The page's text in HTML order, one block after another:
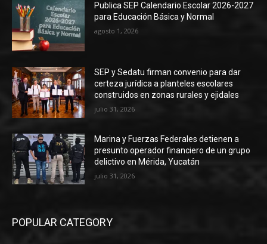
Publica SEP Calendario Escolar 2026-2027
para Educación Básica y Normal
agosto 1, 2026
SEP y Sedatu firman convenio para dar
certeza jurídica a planteles escolares
construidos en zonas rurales y ejidales
julio 31, 2026
Marina y Fuerzas Federales detienen a
presunto operador financiero de un grupo
delictivo en Mérida, Yucatán
julio 31, 2026
POPULAR CATEGORY